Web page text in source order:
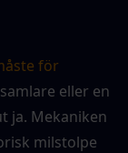
för
eller en
ja. Mekaniken
milstolpe